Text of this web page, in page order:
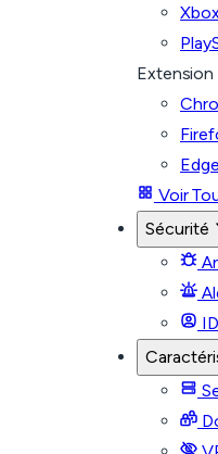
Extension
Edge
Voir
Sécurité